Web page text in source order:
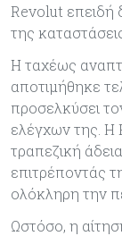
Revolut επειδή
της
Η ταχέως
αποτιμήθηκε
προσελκύσει
ελέγχων της. Η
τραπεζική
επιτρέποντάς
ολόκληρη την
Ωστόσο, η